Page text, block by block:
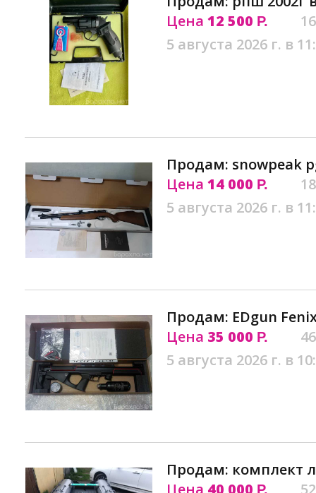
Цена 12 500 Р.
5 августа 2026 г. в
Продам: snowpeak
Цена 14 000 Р.
5 августа 2026 г. в
Продам: EDgun
Цена 35 000 Р.
5 августа 2026 г. в
Продам: комплект
Цена 40 000 Р.